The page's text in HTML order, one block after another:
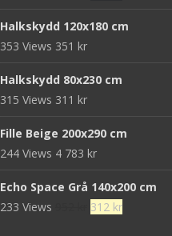
priset priset
Halkskydd 120x180 cm
353 Views 351 kr
Halkskydd 80x230 cm
315 Views 311 kr
Fille Beige 200x290 cm
244 Views 4 783 kr
Echo Space Grå 140x200 cm
233 Views
Det
312 krDet